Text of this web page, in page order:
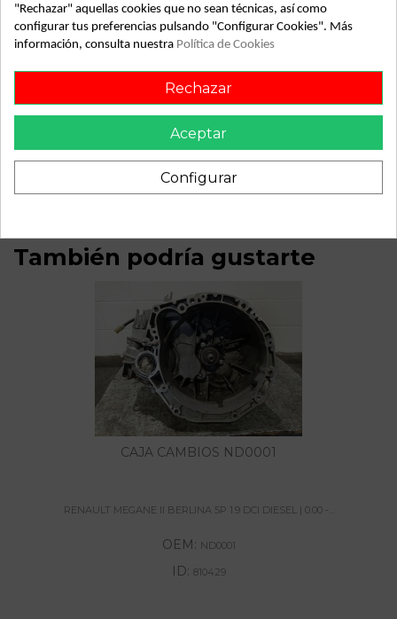
ID: 809270
Fecha disponible:
2022-04-05
Recambio de servofreno para renault megane ii berlina 5p
1.9 dci diesel | 0.00 - ... 1.9 dci diesel | 0.00 - ... referencia
OEM IAM 8200453735
También podría gustarte
CAJA CAMBIOS ND0001
RENAULT MEGANE II BERLINA 5P 1.9 DCI DIESEL | 0.00 -...
OEM: ND0001
ID: 810429
"Rechazar" aquellas cookies que no sean técnicas, así como
configurar tus preferencias pulsando "Configurar Cookies". Más
información, consulta nuestra Política de Cookies
Rechazar
Aceptar
Configurar